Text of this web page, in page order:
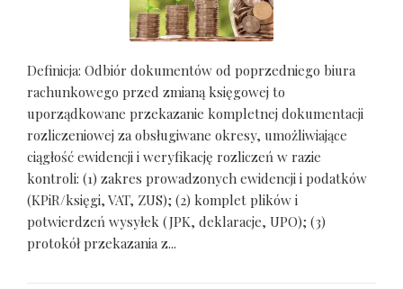
Definicja: Odbiór dokumentów od poprzedniego biura
rachunkowego przed zmianą księgowej to
uporządkowane przekazanie kompletnej dokumentacji
rozliczeniowej za obsługiwane okresy, umożliwiające
ciągłość ewidencji i weryfikację rozliczeń w razie
kontroli: (1) zakres prowadzonych ewidencji i podatków
(KPiR/księgi, VAT, ZUS); (2) komplet plików i
potwierdzeń wysyłek (JPK, deklaracje, UPO); (3)
protokół przekazania z...